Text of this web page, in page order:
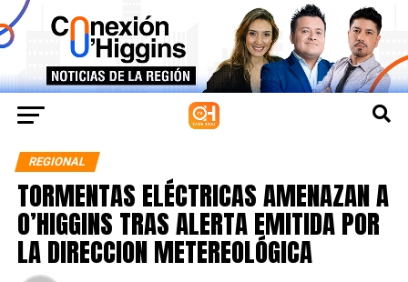
REGIONAL
TORMENTAS ELÉCTRICAS AMENAZAN A
O’HIGGINS TRAS ALERTA EMITIDA POR
LA DIRECCION METEREOLÓGICA